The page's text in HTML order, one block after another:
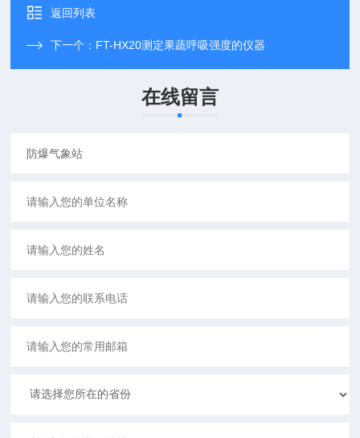
返回列表
下一个： FT-HX20测定果蔬呼吸强度的仪器
在线留言